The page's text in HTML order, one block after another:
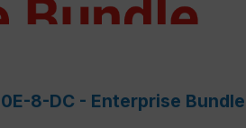
8-DC - Enterprise Bundle